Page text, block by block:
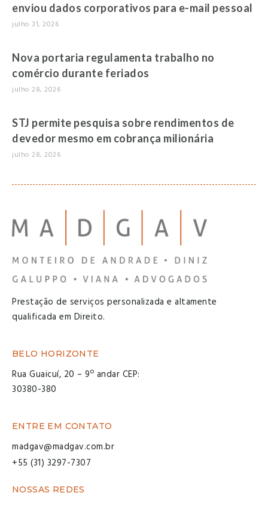
enviou dados corporativos para e-mail pessoal
julho 31, 2026
Nova portaria regulamenta trabalho no
comércio durante feriados
julho 28, 2026
STJ permite pesquisa sobre rendimentos de
devedor mesmo em cobrança milionária
julho 28, 2026
Prestação de serviços personalizada e altamente
qualificada em Direito.
BELO HORIZONTE
Rua Guaicuí, 20 – 9º andar CEP:
30380-380
ENTRE EM CONTATO
madgav@madgav.com.br
+55 (31) 3297-7307
NOSSAS REDES